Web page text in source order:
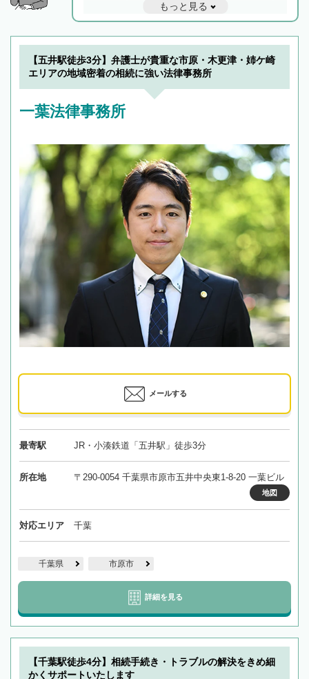
と他士業との連携もスムーズに進み、トラブル
解決のみならず相続をトータルで任せることが
できます。また、相続は感情がからむ分野なの
でフィーリングも重要です。実際に電話や面談
で複数の弁護士と会話をしてウマが合う方に依
もっと見る
【五井駅徒歩3分】弁護士が貴重な市原・木更津・姉ケ崎
エリアの地域密着の相続に強い法律事務所
一葉法律事務所
メールする
最寄駅 JR・小湊鉄道「五井駅」徒歩3分
所在地 〒290-0054 千葉県市原市五井中央東1-8-20 一葉ビル
地図
対応エリア 千葉
千葉県 市原市
詳細を見る
【千葉駅徒歩4分】相続手続き・トラブルの解決をきめ細
かくサポートいたします